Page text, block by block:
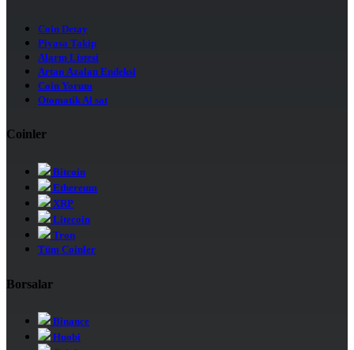
Coin Detay
Piyasa Takip
Alarm Listesi
Artan Azalan Endeksi
Coin Yorum
Otomatik Al sat
Coinler
Bitcoin
Ethereum
XRP
Litecoin
Tron
Tüm Coinler
Borsalar
Binance
Huobi